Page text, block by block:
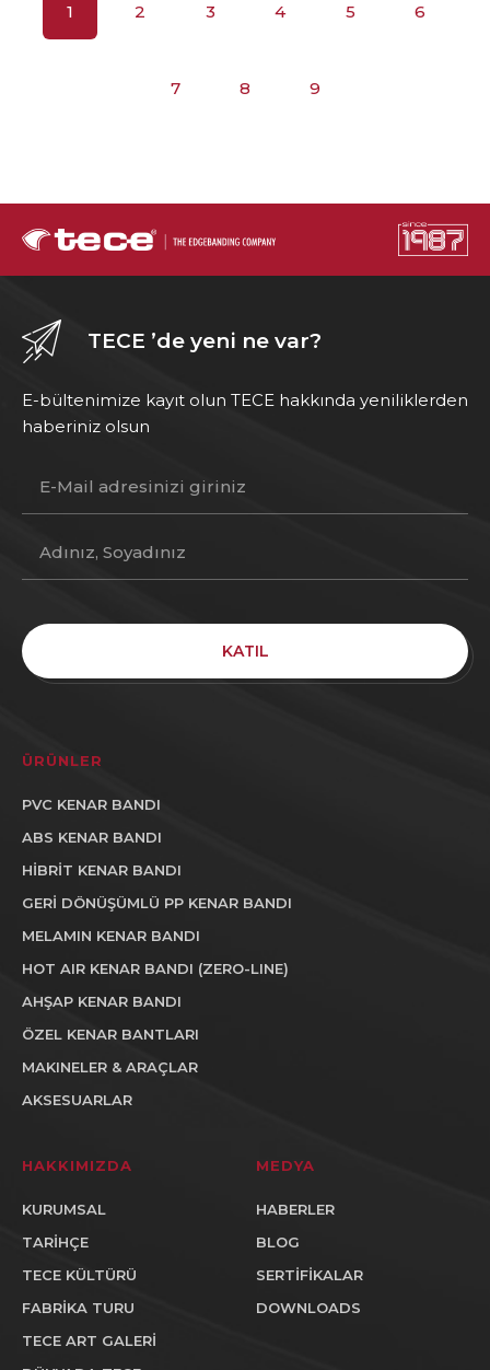
1 2 3 4 5 6
7 8 9
TECE ’de yeni ne var?
E-bültenimize kayıt olun TECE hakkında yeniliklerden
haberiniz olsun
KATIL
ÜRÜNLER
PVC KENAR BANDI
ABS KENAR BANDI
HİBRİT KENAR BANDI
GERİ DÖNÜŞÜMLÜ PP KENAR BANDI
MELAMIN KENAR BANDI
HOT AIR KENAR BANDI (ZERO-LINE)
AHŞAP KENAR BANDI
ÖZEL KENAR BANTLARI
MAKINELER & ARAÇLAR
AKSESUARLAR
HAKKIMIZDA
KURUMSAL
TARİHÇE
TECE KÜLTÜRÜ
FABRİKA TURU
TECE ART GALERİ
MEDYA
HABERLER
BLOG
SERTİFİKALAR
DOWNLOADS